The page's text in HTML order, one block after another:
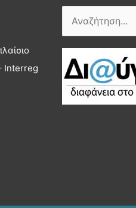
Interreg
Αναζήτηση